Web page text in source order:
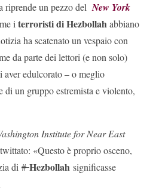
riprende un pezzo delNew York
iterroristi di Hezbollahabbiano
ha scatenato un vespaio con
da parte dei lettori (e non solo)
aver edulcorato – o meglio
di un gruppo estremista e violento,
Institute for Near East
«Questo è proprio osceno,
di #Hezbollah significasse